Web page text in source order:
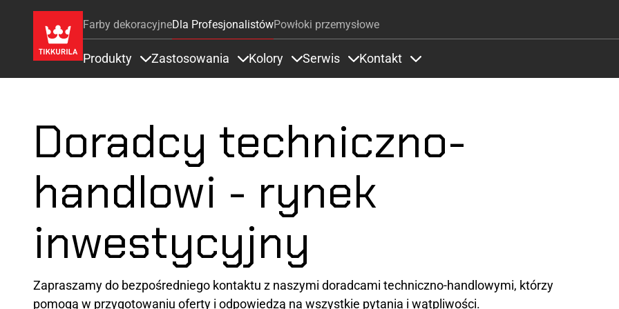
Farby dekoracyjneDla ProfesjonalistówPowłoki przemysłowe
Produkty Zastosowania Kolory Serwis Kontakt
Doradcy techniczno-
handlowi - rynek
inwestycyjny
Zapraszamy do bezpośredniego kontaktu z naszymi doradcami techniczno-handlowymi, którzy
pomogą w przygotowaniu oferty i odpowiedzą na wszystkie pytania i wątpliwości.